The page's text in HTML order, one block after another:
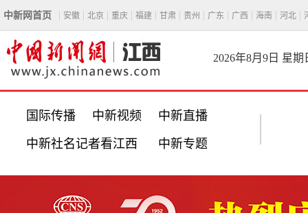
中新网首页 安徽 北京 重庆 福建 甘肃 贵州 广东 广西 海南 河北
2026年8月9日 星期
国际传播 中新视频 中新直播
中新社名记者看江西 中新专题